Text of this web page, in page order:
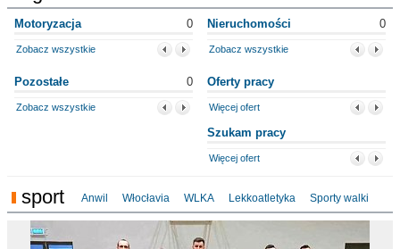
Motoryzacja 0
Zobacz wszystkie
Nieruchomości 0
Zobacz wszystkie
Pozostałe 0
Zobacz wszystkie
Oferty pracy
Więcej ofert
Szukam pracy
Więcej ofert
sport Anwil Włocłavia WLKA Lekkoatletyka Sporty walki